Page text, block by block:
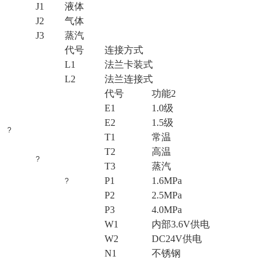
?
J1
液体
J2
气体
J3
蒸汽
?
代号
连接方式
L1
法兰卡装式
L2
法兰连接式
?
代号
功能2
E1
1.0级
E2
1.5级
T1
常温
T2
高温
T3
蒸汽
P1
1.6MPa
P2
2.5MPa
P3
4.0MPa
W1
内部3.6V供电
W2
DC24V供电
N1
不锈钢